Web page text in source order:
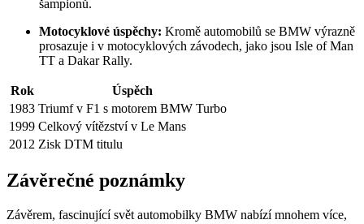
šampionů.
Motocyklové úspěchy: Kromě automobilů se BMW výrazně
prosazuje i v motocyklových závodech, jako jsou Isle of Man
TT a Dakar Rally.
Rok
Úspěch
1983 Triumf v F1 s motorem BMW Turbo
1999 Celkový vítězství v Le Mans
2012 Zisk DTM titulu
Závěrečné poznámky
Závěrem, fascinující svět automobilky BMW nabízí mnohem více,